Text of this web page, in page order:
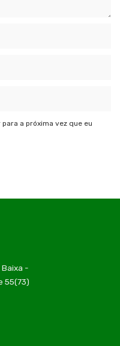
a próxima vez que eu
-
55(73)